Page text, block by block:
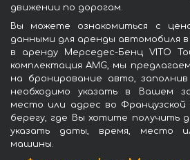
движении по дорогам.
Вы можете ознакомиться с
данными для аренды автомобиля
в аренду Мерседес-Бенц VITO
комплектация AMG, мы
на бронирование авто,
необходимо указать в Вашем
место или адрес во Французской
берегу, где Вы хотите получить
указать даты, время, место
машины.